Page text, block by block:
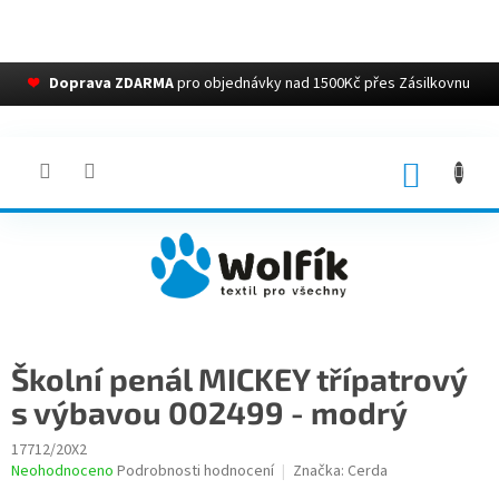
❤ Doprava ZDARMApro objednávky nad 1500Kč přes Zásilkovnu
Školní penál MICKEY třípatrový
s výbavou 002499 - modrý
17712/20X2
Průměrné
Neohodnoceno Podrobnosti hodnocení Značka: Cerda